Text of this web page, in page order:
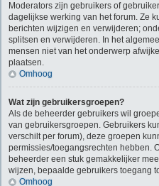
Moderators zijn gebruikers of
dagelijkse werking van het forum. Ze
berichten wijzigen en verwijderen;
splitsen en verwijderen. In het
mensen niet van het onderwerp
plaatsen.
Omhoog
Wat zijn gebruikersgroepen?
Als de beheerder gebruikers wil
van gebruikersgroepen. Gebruikers
verschilt per forum), deze groepen
permissies/toegangsrechten hebben.
beheerder een stuk gemakkelijker
wijzen, bepaalde gebruikers toegang
Omhoog